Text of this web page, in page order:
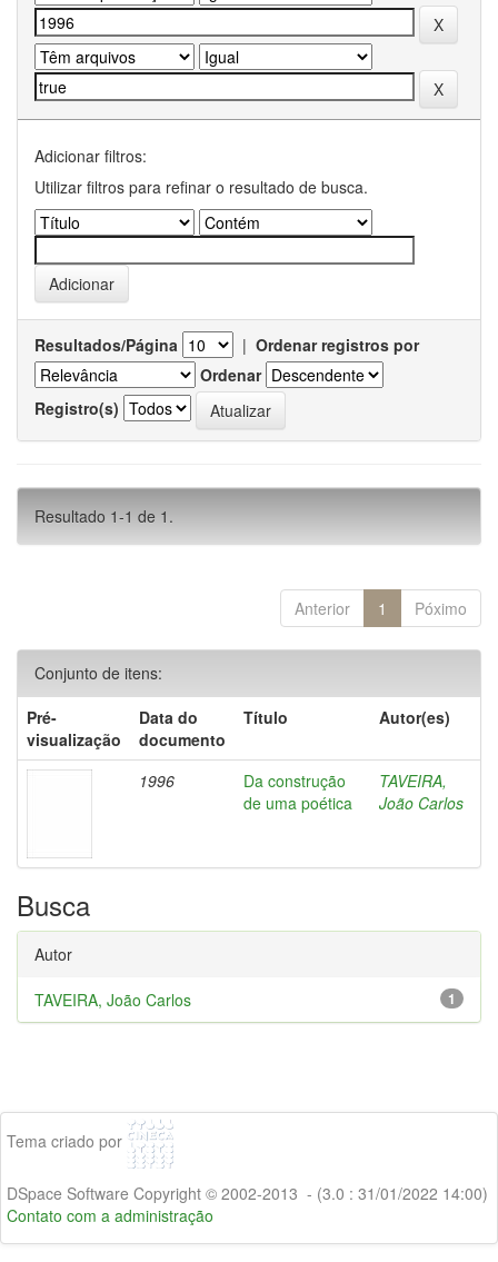
Adicionar filtros:
Utilizar filtros para refinar o resultado de busca.
Resultados/Página | Ordenar registros por
Ordenar
Registro(s)
Resultado 1-1 de 1.
Anterior 1 Póximo
Conjunto de itens:
Pré-
visualização
Data do
documento
Título Autor(es)
1996
Da construção
de uma poética
TAVEIRA,
João Carlos
Busca
Autor
1
TAVEIRA, João Carlos
Tema criado por
DSpace Software Copyright © 2002-2013 - (3.0 : 31/01/2022 14:00)
Contato com a administração